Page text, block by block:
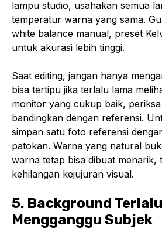
lampu studio, usahakan semua
temperatur warna yang sama.
white balance manual, preset
untuk akurasi lebih tinggi.
Saat editing, jangan hanya
bisa tertipu jika terlalu lama
monitor yang cukup baik,
bandingkan dengan referensi.
simpan satu foto referensi
patokan. Warna yang natural
warna tetap bisa dibuat menarik,
kehilangan kejujuran visual.
5. Background
Mengganggu Subjek